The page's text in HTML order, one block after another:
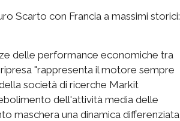
Scarto con Francia a massimi storici:
delle performance economiche tra
"rappresenta il motore sempre
società di ricerche Markit
dell'attività media delle
maschera una dinamica differenziata